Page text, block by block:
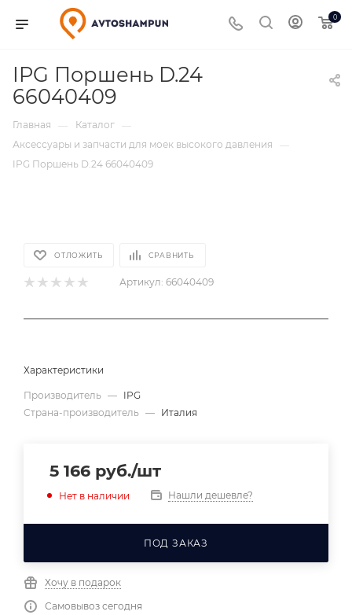
0
IPG Поршень D.24
66040409
Главная — Каталог —
Аксессуары и запчасти для моек высокого давления
—
IPG Поршень D.24 66040409
ОТЛОЖИТЬ СРАВНИТЬ
Артикул: 66040409
Характеристики
Производитель — IPG
Страна-производитель — Италия
5 166 руб./шт
Нет в наличии Нашли дешевле?
ПОД ЗАКАЗ
Хочу в подарок
Самовывоз сегодня